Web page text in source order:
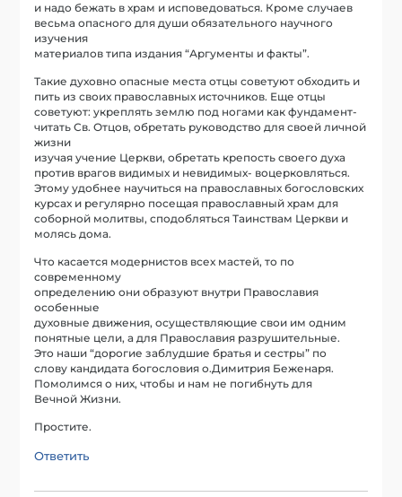
и надо бежать в храм и исповедоваться. Кроме случаев
весьма опасного для души обязательного научного
изучения
материалов типа издания “Аргументы и факты”.
Такие духовно опасные места отцы советуют обходить и
пить из своих православных источников. Еще отцы
советуют: укреплять землю под ногами как фундамент-
читать Св. Отцов, обретать руководство для своей личной
жизни
изучая учение Церкви, обретать крепость своего духа
против врагов видимых и невидимых- воцерковляться.
Этому удобнее научиться на православных богословских
курсах и регулярно посещая православный храм для
соборной молитвы, сподобляться Таинствам Церкви и
молясь дома.
Что касается модернистов всех мастей, то по
современному
определению они образуют внутри Православия
особенные
духовные движения, осуществляющие свои им одним
понятные цели, а для Православия разрушительные.
Это наши “дорогие заблудшие братья и сестры” по
слову кандидата богословия о.Димитрия Беженаря.
Помолимся о них, чтобы и нам не погибнуть для
Вечной Жизни.
Простите.
Ответить